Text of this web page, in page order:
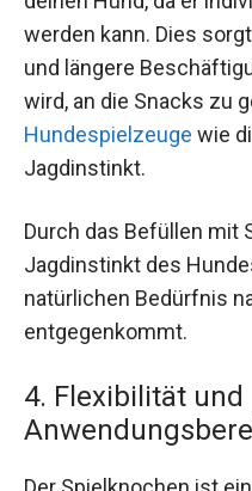
werden kann. Dies
und längere
wird, an die Snacks zu
Hundespielzeuge wie
Jagdinstinkt.
Durch das Befüllen mit
Jagdinstinkt des
natürlichen Bedürfnis
entgegenkommt.
4. Flexibilität und